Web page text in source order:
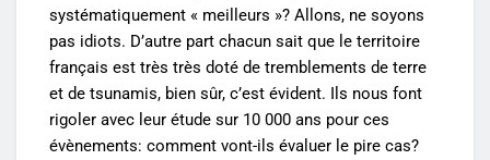
systématiquement « meilleurs »? Allons, ne soyons
pas idiots. D’autre part chacun sait que le territoire
français est très très doté de tremblements de terre
et de tsunamis, bien sûr, c’est évident. Ils nous font
rigoler avec leur étude sur 10 000 ans pour ces
évènements: comment vont-ils évaluer le pire cas?